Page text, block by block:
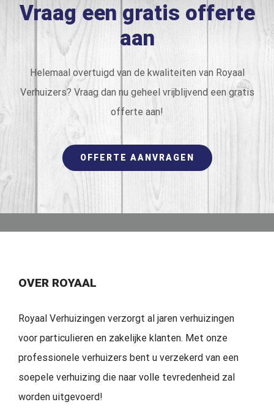
Vraag een gratis offerte
aan
Helemaal overtuigd van de kwaliteiten van Royaal
Verhuizers? Vraag dan nu geheel vrijblijvend een gratis
offerte aan!
OFFERTE AANVRAGEN
OVER ROYAAL
Royaal Verhuizingen verzorgt al jaren verhuizingen
voor particulieren en zakelijke klanten. Met onze
professionele verhuizers bent u verzekerd van een
soepele verhuizing die naar volle tevredenheid zal
worden uitgevoerd!